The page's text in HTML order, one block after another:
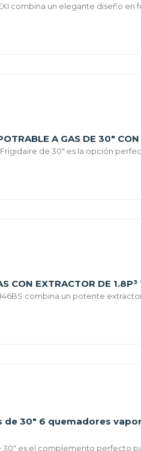
combina un elegante diseño
A GAS DE 30"
de 30" es la opción
CON EXTRACTOR DE
combina un potente
de 30" 6 quemadores
30" es el complemento perfecto